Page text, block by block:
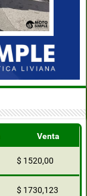
Venta
$ 1520,00
$ 1730,123